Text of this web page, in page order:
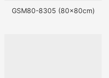
GSM80-8305 (80x80cm)